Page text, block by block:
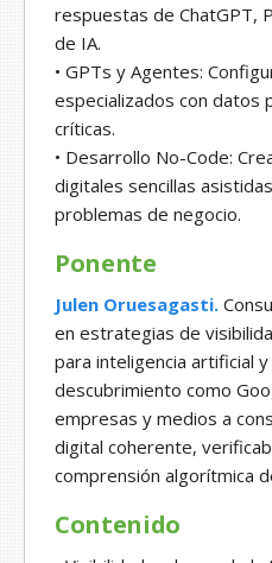
respuestas de ChatGPT,
de IA.
• GPTs y Agentes:
especializados con datos
críticas.
• Desarrollo No-Code:
digitales sencillas
problemas de negocio.
Ponente
Julen Oruesagasti.
en estrategias de
para inteligencia artificial
descubrimiento como
empresas y medios a
digital coherente,
comprensión algorítmica
Contenido